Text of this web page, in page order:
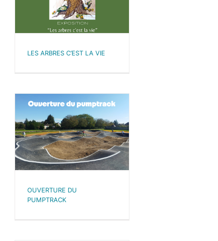
LES ARBRES C’EST LA VIE
OUVERTURE DU
PUMPTRACK